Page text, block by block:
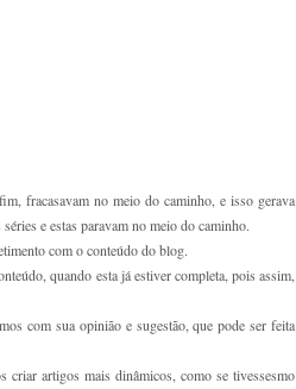
fracasavam no meio do caminho, e isso gerava
e estas paravam no meio do caminho.
com o conteúdo do blog.
quando esta já estiver completa, pois assim,
com sua opinião e sugestão, que pode ser feita
criar artigos mais dinâmicos, como se tivessesmo